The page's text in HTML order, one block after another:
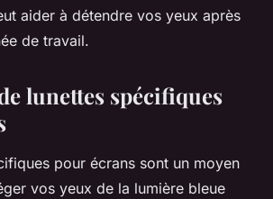
aider à détendre vos yeux après
de travail.
lunettes spécifiques
pour écrans sont un moyen
vos yeux de la lumière bleue